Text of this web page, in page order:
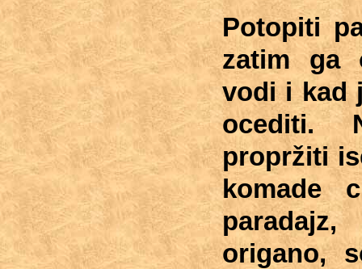
Potopiti
zatim ga
vodi i kad
ocediti.
propržiti
komade
origano,